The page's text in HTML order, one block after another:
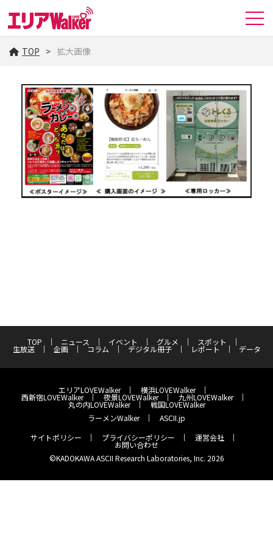
TOP 拡大画像
TOP ニュース イベント グルメ スポット
生放送 企画 コラム デジタル冊子 レポート データ
エリアLOVEWalker 横浜LOVEWalker
西新宿LOVEWalker 夜景LOVEWalker 九州LOVEWalker
丸の内LOVEWalker
戦国LOVEWalker
ラーメンWalker
ASCII.jp
サイトポリシー
プライバシーポリシー 運営会社
お問い合わせ
©KADOKAWA ASCII Research Laboratories, Inc. 2026